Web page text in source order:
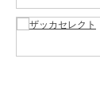
特徴